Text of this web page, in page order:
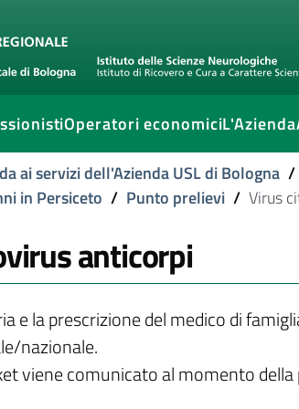
Operatori economiciL'Azienda
ai servizi dell'Azienda USL di Bologna /
in Persiceto / Punto prelievi / Virus
anticorpi
e la prescrizione del medico di
nazionale.
viene comunicato al momento